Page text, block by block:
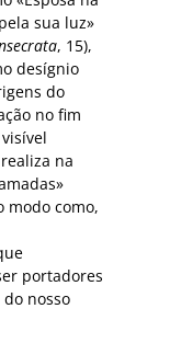
sua luz»
, 15),
desígnio
do
no fim
na
modo como,
portadores
nosso